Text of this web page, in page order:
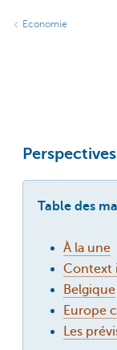
Economie
Table des
À la une
Context
Belgique
Europe
Les